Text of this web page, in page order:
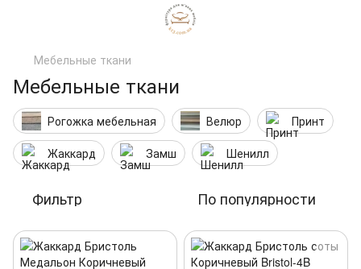
Мебельные ткани
Мебельные ткани
Рогожка мебельная Велюр
Принт
Жаккард
Замш Шенилл
Фильтр По популярности